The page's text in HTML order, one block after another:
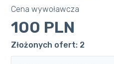
Cena wywoławcza
100 PLN
Złożonych ofert: 2